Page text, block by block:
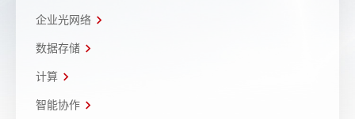
企业光网络
数据存储
计算
智能协作